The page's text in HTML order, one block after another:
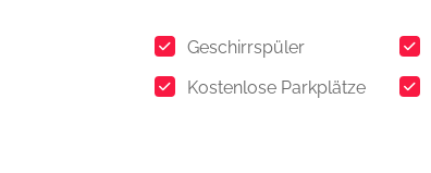
Geschirrspüler
Kostenlose Parkplätze